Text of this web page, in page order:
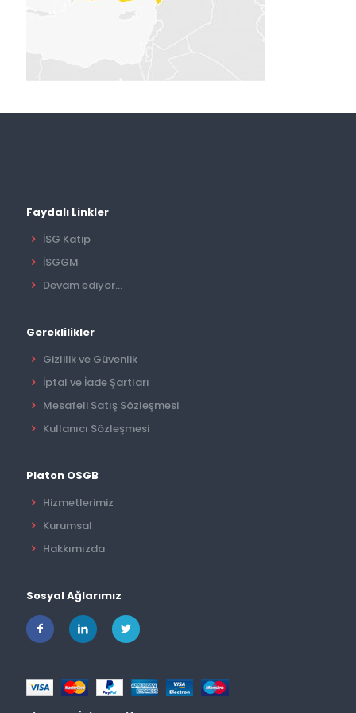
Faydalı Linkler
İSG Katip
İSGGM
Devam ediyor...
Gereklilikler
Gizlilik ve Güvenlik
İptal ve İade Şartları
Mesafeli Satış Sözleşmesi
Kullanıcı Sözleşmesi
Platon OSGB
Hizmetlerimiz
Kurumsal
Hakkımızda
Sosyal Ağlarımız